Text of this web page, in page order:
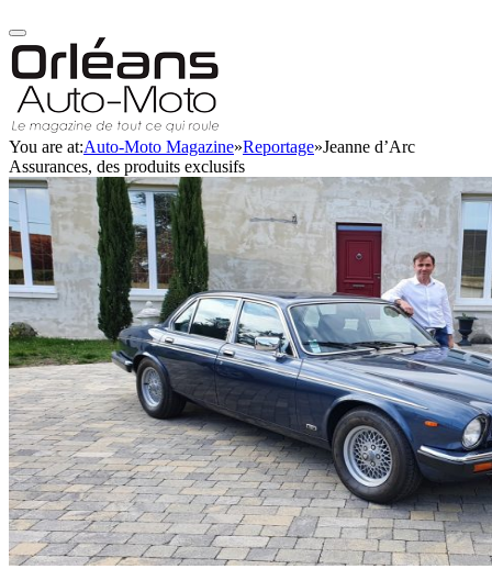
You are at:Auto-Moto Magazine»Reportage»Jeanne d’Arc
Assurances, des produits exclusifs